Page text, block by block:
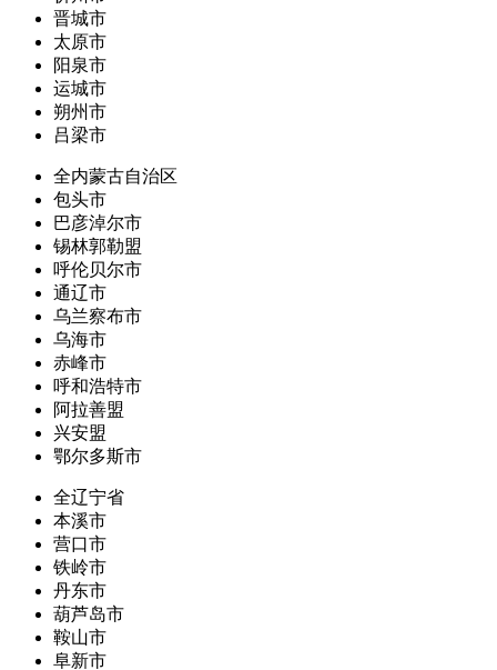
晋城市
太原市
阳泉市
运城市
朔州市
吕梁市
全内蒙古自治区
包头市
巴彦淖尔市
锡林郭勒盟
呼伦贝尔市
通辽市
乌兰察布市
乌海市
赤峰市
呼和浩特市
阿拉善盟
兴安盟
鄂尔多斯市
全辽宁省
本溪市
营口市
铁岭市
丹东市
葫芦岛市
鞍山市
阜新市